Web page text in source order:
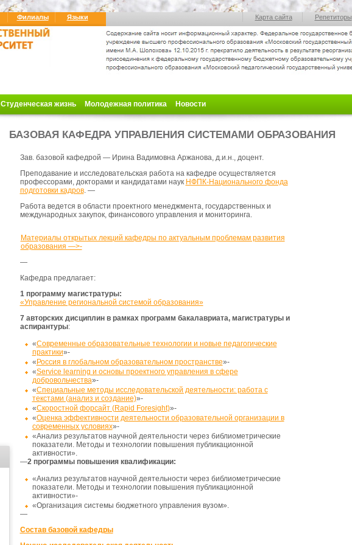
Филиалы Языки Карта сайта Репетиторы
Студенческая жизнь Молодежная политика Новости
БАЗОВАЯ КАФЕДРА УПРАВЛЕНИЯ СИСТЕМАМИ ОБРАЗОВАНИЯ
Зав. базовой кафедрой — Ирина Вадимовна Аржанова, д.и.н., доцент.
Преподавание и исследовательская работана кафедре осуществляется
профессорами, докторами и кандидатами наук НФПК-Национального фонда
подготовки кадров. —
Работа ведется в области проектного менеджмента, государственных и
международных закупок, финансового управления и мониторинга.
Материалы открытых лекций кафедры по актуальным проблемам развития
образования —>-
—
Кафедра предлагает:
1 программу магистратуры:
«Управление региональной системой образования»
7 авторских дисциплин в рамках программ бакалавриата, магистратуры и
аспирантуры:
«Современные образовательные технологии и новые педагогические
практики»-
« Россия в глобальном образовательном пространстве»-
«Service learning и основы проектного управления в сфере
добровольчества»-
«Специальные методы исследовательской деятельности: работа с
текстами (анализ и создание)»-
«Скоростной форсайт (Rapid Foresight)»-
«Оценка эффективности деятельности образовательной организации в
современных условиях»-
«Анализ результатов научной деятельности через библиометрические
показатели. Методы и технологии повышения публикационной
активности».
—2 программы повышения квалификации:
«Анализ результатов научной деятельности через библиометрические
показатели. Методы и технологии повышения публикационной
активности»-
«Организация системы бюджетного управления вузом».
—
Состав базовой кафедры